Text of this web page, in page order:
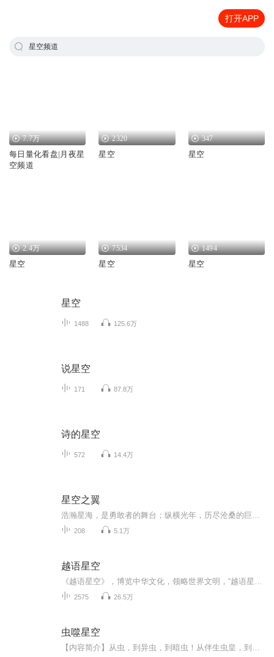
打开APP
星空频道
7.7万
每日量化看盘|月夜星
空频道
2320
星空
347
星空
2.4万
星空
7534
星空
1494
星空
星空
1488 125.6万
说星空
171 87.8万
诗的星空
572 14.4万
星空之翼
208 5.1万
越语星空
2575 26.5万
虫噬星空